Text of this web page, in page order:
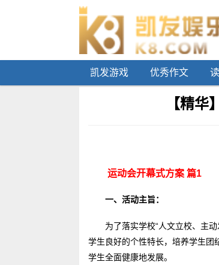
凯发游戏 优秀作文
【精
运动会开幕式方案 篇1
一、活动主旨：
为了落实学校“人文立校、主
学生良好的个性特长，培养学生团
学生全面健康地发展。